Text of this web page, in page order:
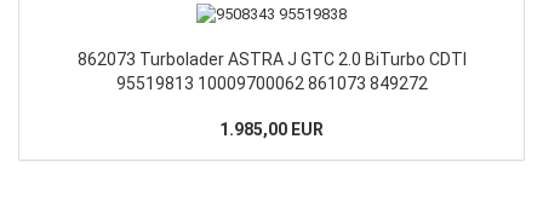
862073 Turbolader ASTRA J GTC 2.0 BiTurbo CDTI
95519813 10009700062 861073 849272
1.985,00 EUR